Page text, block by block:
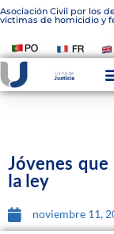
Asociación Civil por los
víctimas de homicidio y
Jóvenes
la ley
noviembre 11,